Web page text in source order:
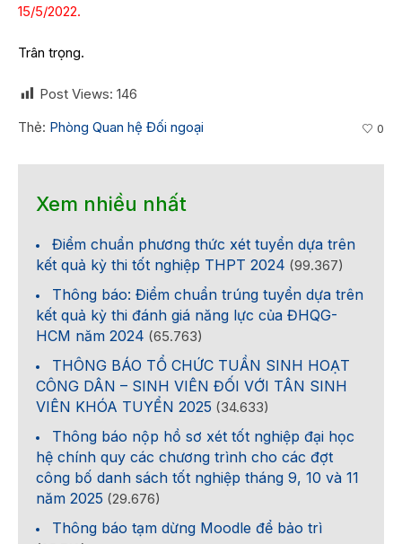
15/5/2022.
Trân trọng.
Post Views: 146
Thẻ: Phòng Quan hệ Đối ngoại 0
Xem nhiều nhất
Điểm chuẩn phương thức xét tuyển dựa trên
kết quả kỳ thi tốt nghiệp THPT 2024 (99.367)
Thông báo: Điểm chuẩn trúng tuyển dựa trên
kết quả kỳ thi đánh giá năng lực của ĐHQG-
HCM năm 2024 (65.763)
THÔNG BÁO TỔ CHỨC TUẦN SINH HOẠT
CÔNG DÂN – SINH VIÊN ĐỐI VỚI TÂN SINH
VIÊN KHÓA TUYỂN 2025 (34.633)
Thông báo nộp hồ sơ xét tốt nghiệp đại học
hệ chính quy các chương trình cho các đợt
công bố danh sách tốt nghiệp tháng 9, 10 và 11
năm 2025 (29.676)
Thông báo tạm dừng Moodle để bảo trì